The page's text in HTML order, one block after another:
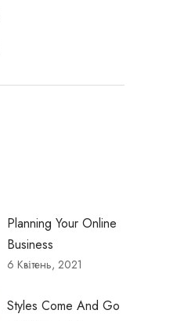
Planning Your Online
Business
6 Квітень, 2021
Styles Come And Go